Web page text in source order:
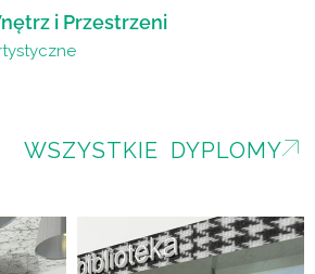
i Przestrzeni
WSZYSTKIE DYPLOMY